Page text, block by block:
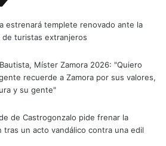
estrenará templete renovado ante la
de turistas extranjeros
Míster Zamora 2026: "Quiero
recuerde a Zamora por sus valores,
y su gente"
de Castrogonzalo pide frenar la
tras un acto vandálico contra una edil